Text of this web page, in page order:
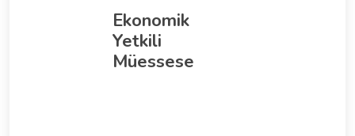
Ekonomik
Yetkili
Müessese